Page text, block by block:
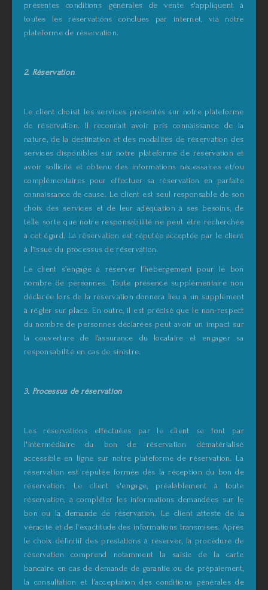
présentes conditions générales de vente s'appliquent à
toutes les réservations conclues par internet, via notre
plateforme de réservation.
2. Réservation
Le client choisit les services présentés sur notre plateforme
de réservation. Il reconnaît avoir pris connaissance de la
nature, de la destination et des modalités de réservation des
services disponibles sur notre plateforme de réservation et
avoir sollicité et obtenu des informations nécessaires et/ou
complémentaires pour effectuer sa réservation en parfaite
connaissance de cause. Le client est seul responsable de son
choix des services et de leur adéquation à ses besoins, de
telle sorte que notre responsabilité ne peut être recherchée
à cet égard. La réservation est réputée acceptée par le client
à l'issue du processus de réservation.
Le client s’engage à réserver l’hébergement pour le bon
nombre de personnes. Toute présence supplémentaire non
déclarée lors de la réservation donnera lieu à un supplément
à régler sur place. En outre, il est précisé que le non-respect
du nombre de personnes déclarées peut avoir un impact sur
la couverture de l’assurance du locataire et engager sa
responsabilité en cas de sinistre.
3. Processus de réservation
Les réservations effectuées par le client se font par
l'intermédiaire du bon de réservation dématérialisé
accessible en ligne sur notre plateforme de réservation. La
réservation est réputée formée dès la réception du bon de
réservation. Le client s'engage, préalablement à toute
réservation, à compléter les informations demandées sur le
bon ou la demande de réservation. Le client atteste de la
véracité et de l'exactitude des informations transmises. Après
le choix définitif des prestations à réserver, la procédure de
réservation comprend notamment la saisie de la carte
bancaire en cas de demande de garantie ou de prépaiement,
la consultation et l’acceptation des conditions générales de